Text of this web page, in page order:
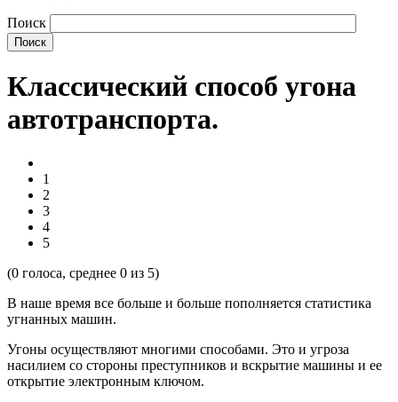
Поиск
Классический способ угона
автотранспорта.
1
2
3
4
5
(0 голоса, среднее 0 из 5)
В наше время все больше и больше пополняется статистика
угнанных машин.
Угоны осуществляют многими способами. Это и угроза
насилием со стороны преступников и вскрытие машины и ее
открытие электронным ключом.